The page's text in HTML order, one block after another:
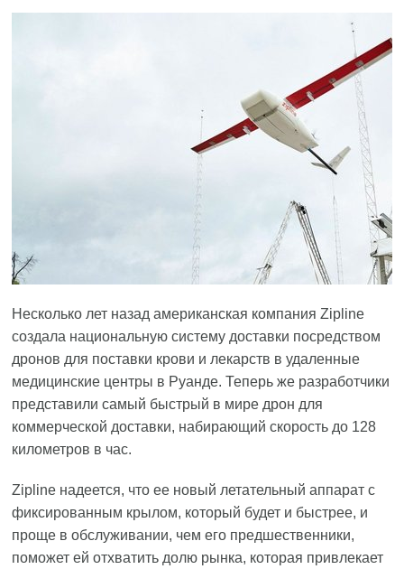
Несколько лет назад американская компания Zipline
создала национальную систему доставки посредством
дронов для поставки крови и лекарств в удаленные
медицинские центры в Руанде. Теперь же разработчики
представили самый быстрый в мире дрон для
коммерческой доставки, набирающий скорость до 128
километров в час.
Zipline надеется, что ее новый летательный аппарат с
фиксированным крылом, который будет и быстрее, и
проще в обслуживании, чем его предшественники,
поможет ей отхватить долю рынка, которая привлекает